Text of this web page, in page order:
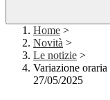
Home >
Novità >
Le notizie >
Variazione
27/05/2025